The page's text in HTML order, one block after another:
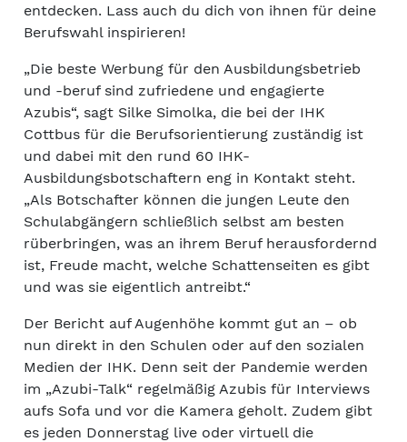
entdecken. Lass auch du dich von ihnen für deine
Berufswahl inspirieren!
„Die beste Werbung für den Ausbildungsbetrieb
und -beruf sind zufriedene und engagierte
Azubis“, sagt Silke Simolka, die bei der IHK
Cottbus für die Berufsorientierung zuständig ist
und dabei mit den rund 60 IHK-
Ausbildungsbotschaftern eng in Kontakt steht.
„Als Botschafter können die jungen Leute den
Schulabgängern schließlich selbst am besten
rüberbringen, was an ihrem Beruf herausfordernd
ist, Freude macht, welche Schattenseiten es gibt
und was sie eigentlich antreibt.“
Der Bericht auf Augenhöhe kommt gut an – ob
nun direkt in den Schulen oder auf den sozialen
Medien der IHK. Denn seit der Pandemie werden
im „Azubi-Talk“ regelmäßig Azubis für Interviews
aufs Sofa und vor die Kamera geholt. Zudem gibt
es jeden Donnerstag live oder virtuell die